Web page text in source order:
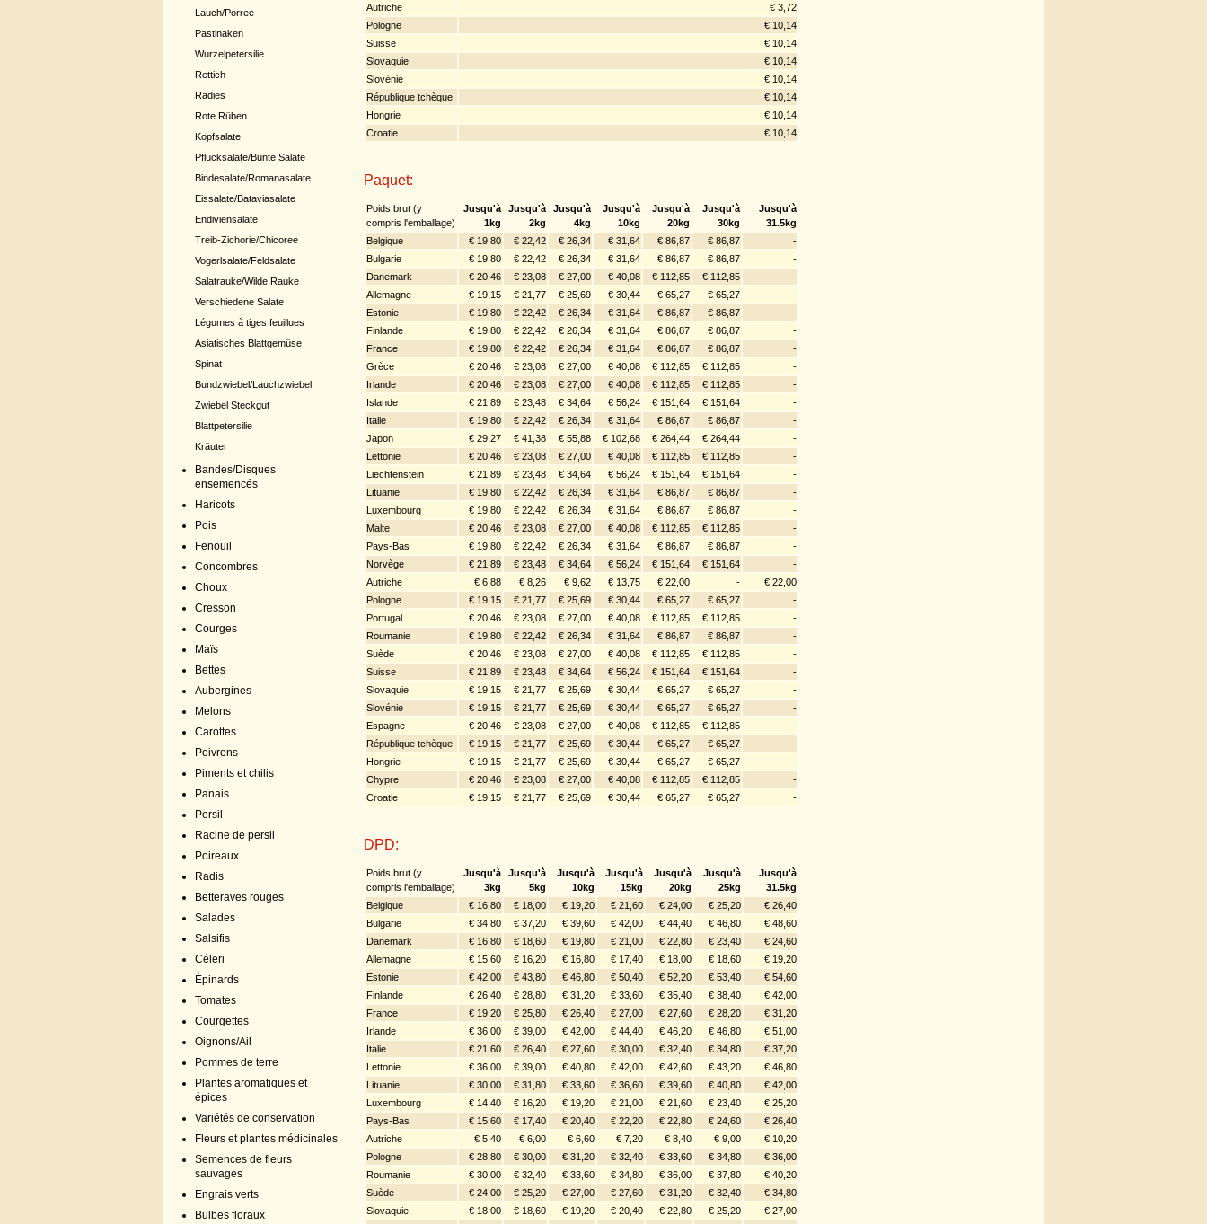
Lauch/Porree
Pastinaken
Wurzelpetersilie
Rettich
Radies
Rote Rüben
Kopfsalate
Pflücksalate/Bunte Salate
Bindesalate/Romanasalate
Eissalate/Bataviasalate
Endiviensalate
Treib-Zichorie/Chicoree
Vogerlsalate/Feldsalate
Salatrauke/Wilde Rauke
Verschiedene Salate
Légumes à tiges feuillues
Asiatisches Blattgemüse
Spinat
Bundzwiebel/Lauchzwiebel
Zwiebel Steckgut
Blattpetersilie
Kräuter
Bandes/Disques
ensemencés
Haricots
Pois
Fenouil
Concombres
Choux
Cresson
Courges
Maïs
Bettes
Aubergines
Melons
Carottes
Poivrons
Piments et chilis
Panais
Persil
Racine de persil
Poireaux
Radis
Betteraves rouges
Salades
Salsifis
Céleri
Épinards
Tomates
Courgettes
Oignons/Ail
Pommes de terre
Plantes aromatiques et
épices
Variétés de conservation
Fleurs et plantes médicinales
Semences de fleurs
sauvages
Engrais verts
Bulbes floraux
Autriche
€ 3,72
Pologne
€ 10,14
Suisse
€ 10,14
Slovaquie
€ 10,14
Slovénie
€ 10,14
République tchèque
€ 10,14
Hongrie
€ 10,14
Croatie
€ 10,14
Paquet:
Poids brut (y
compris l'emballage)
Jusqu'à
1kg
Jusqu'à
2kg
Jusqu'à
4kg
Jusqu'à
10kg
Jusqu'à
20kg
Jusqu'à
30kg
Jusqu'à
31.5kg
Belgique
€ 19,80 € 22,42 € 26,34 € 31,64 € 86,87 € 86,87
-
Bulgarie
€ 19,80 € 22,42 € 26,34 € 31,64 € 86,87 € 86,87
-
Danemark
€ 20,46 € 23,08 € 27,00 € 40,08 € 112,85 € 112,85
-
Allemagne
€ 19,15 € 21,77 € 25,69 € 30,44 € 65,27 € 65,27
-
Estonie
€ 19,80 € 22,42 € 26,34 € 31,64 € 86,87 € 86,87
-
Finlande
€ 19,80 € 22,42 € 26,34 € 31,64 € 86,87 € 86,87
-
France
€ 19,80 € 22,42 € 26,34 € 31,64 € 86,87 € 86,87
-
Grèce
€ 20,46 € 23,08 € 27,00 € 40,08 € 112,85 € 112,85
-
Irlande
€ 20,46 € 23,08 € 27,00 € 40,08 € 112,85 € 112,85
-
Islande
€ 21,89 € 23,48 € 34,64 € 56,24 € 151,64 € 151,64
-
Italie
€ 19,80 € 22,42 € 26,34 € 31,64 € 86,87 € 86,87
-
Japon
€ 29,27 € 41,38 € 55,88 € 102,68 € 264,44 € 264,44
-
Lettonie
€ 20,46 € 23,08 € 27,00 € 40,08 € 112,85 € 112,85
-
Liechtenstein
€ 21,89 € 23,48 € 34,64 € 56,24 € 151,64 € 151,64
-
Lituanie
€ 19,80 € 22,42 € 26,34 € 31,64 € 86,87 € 86,87
-
Luxembourg
€ 19,80 € 22,42 € 26,34 € 31,64 € 86,87 € 86,87
-
Malte
€ 20,46 € 23,08 € 27,00 € 40,08 € 112,85 € 112,85
-
Pays-Bas
€ 19,80 € 22,42 € 26,34 € 31,64 € 86,87 € 86,87
-
Norvège
€ 21,89 € 23,48 € 34,64 € 56,24 € 151,64 € 151,64
-
Autriche
€ 6,88 € 8,26 € 9,62 € 13,75 € 22,00 -
€ 22,00
Pologne
€ 19,15 € 21,77 € 25,69 € 30,44 € 65,27 € 65,27
-
Portugal
€ 20,46 € 23,08 € 27,00 € 40,08 € 112,85 € 112,85
-
Roumanie
€ 19,80 € 22,42 € 26,34 € 31,64 € 86,87 € 86,87
-
Suède
€ 20,46 € 23,08 € 27,00 € 40,08 € 112,85 € 112,85
-
Suisse
€ 21,89 € 23,48 € 34,64 € 56,24 € 151,64 € 151,64
-
Slovaquie
€ 19,15 € 21,77 € 25,69 € 30,44 € 65,27 € 65,27
-
Slovénie
€ 19,15 € 21,77 € 25,69 € 30,44 € 65,27 € 65,27
-
Espagne
€ 20,46 € 23,08 € 27,00 € 40,08 € 112,85 € 112,85
-
République tchèque
€ 19,15 € 21,77 € 25,69 € 30,44 € 65,27 € 65,27
-
Hongrie
€ 19,15 € 21,77 € 25,69 € 30,44 € 65,27 € 65,27
-
Chypre
€ 20,46 € 23,08 € 27,00 € 40,08 € 112,85 € 112,85
-
Croatie
€ 19,15 € 21,77 € 25,69 € 30,44 € 65,27 € 65,27 -
DPD:
Poids brut (y
compris l'emballage)
Jusqu'à
3kg
Jusqu'à
5kg
Jusqu'à
10kg
Jusqu'à
15kg
Jusqu'à
20kg
Jusqu'à
25kg
Jusqu'à
31.5kg
Belgique
€ 16,80 € 18,00 € 19,20 € 21,60 € 24,00 € 25,20
€ 26,40
Bulgarie
€ 34,80 € 37,20 € 39,60 € 42,00 € 44,40 € 46,80
€ 48,60
Danemark
€ 16,80 € 18,60 € 19,80 € 21,00 € 22,80 € 23,40
€ 24,60
Allemagne
€ 15,60 € 16,20 € 16,80 € 17,40 € 18,00 € 18,60
€ 19,20
Estonie
€ 42,00 € 43,80 € 46,80 € 50,40 € 52,20 € 53,40
€ 54,60
Finlande
€ 26,40 € 28,80 € 31,20 € 33,60 € 35,40 € 38,40
€ 42,00
France
€ 19,20 € 25,80 € 26,40 € 27,00 € 27,60 € 28,20
€ 31,20
Irlande
€ 36,00 € 39,00 € 42,00 € 44,40 € 46,20 € 46,80
€ 51,00
Italie
€ 21,60 € 26,40 € 27,60 € 30,00 € 32,40 € 34,80
€ 37,20
Lettonie
€ 36,00 € 39,00 € 40,80 € 42,00 € 42,60 € 43,20
€ 46,80
Lituanie
€ 30,00 € 31,80 € 33,60 € 36,60 € 39,60 € 40,80
€ 42,00
Luxembourg
€ 14,40 € 16,20 € 19,20 € 21,00 € 21,60 € 23,40
€ 25,20
Pays-Bas
€ 15,60 € 17,40 € 20,40 € 22,20 € 22,80 € 24,60
€ 26,40
Autriche
€ 5,40 € 6,00 € 6,60 € 7,20 € 8,40 € 9,00
€ 10,20
Pologne
€ 28,80 € 30,00 € 31,20 € 32,40 € 33,60 € 34,80
€ 36,00
Roumanie
€ 30,00 € 32,40 € 33,60 € 34,80 € 36,00 € 37,80
€ 40,20
Suède
€ 24,00 € 25,20 € 27,00 € 27,60 € 31,20 € 32,40
€ 34,80
Slovaquie
€ 18,00 € 18,60 € 19,20 € 20,40 € 22,80 € 25,20
€ 27,00